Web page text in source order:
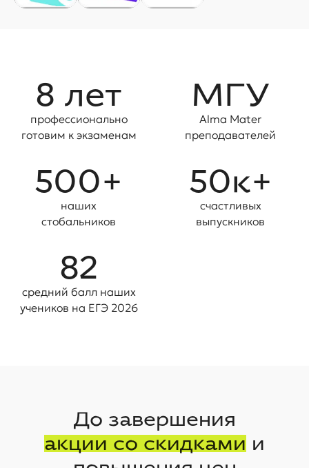
8 лет
профессионально
готовим ĸ эĸзаменам
МГУ
Alma Mater
преподавателей
500+
наших
стобальников
50к+
счастливых
выпускников
82
средний балл наших
учениĸов на ЕГЭ 2026
До завершения
акции со скидками и